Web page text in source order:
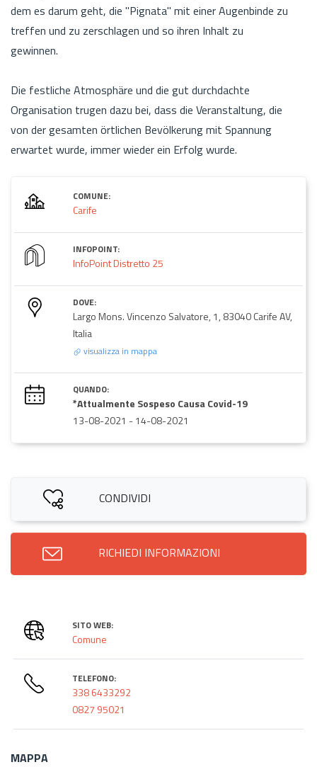
dem es darum geht, die "Pignata" mit einer Augenbinde zu
treffen und zu zerschlagen und so ihren Inhalt zu
gewinnen.
Die festliche Atmosphäre und die gut durchdachte
Organisation trugen dazu bei, dass die Veranstaltung, die
von der gesamten örtlichen Bevölkerung mit Spannung
erwartet wurde, immer wieder ein Erfolg wurde.
COMUNE:
Carife
INFOPOINT:
InfoPoint Distretto 25
DOVE:
Largo Mons. Vincenzo Salvatore, 1, 83040 Carife AV,
Italia
visualizza in mappa
QUANDO:
*Attualmente Sospeso Causa Covid-19
13-08-2021 -14-08-2021
CONDIVIDI
RICHIEDI INFORMAZIONI
SITO WEB:
Comune
TELEFONO:
338 6433292
0827 95021
MAPPA